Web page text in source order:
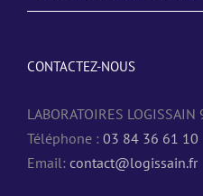
CONTACTEZ-NOUS
LABORATOIRES
Téléphone : 03 84 36 61 10
Email: contact@logissain.fr